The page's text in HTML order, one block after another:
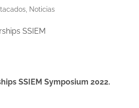
, Noticias
SSIEM Symposium 2022.